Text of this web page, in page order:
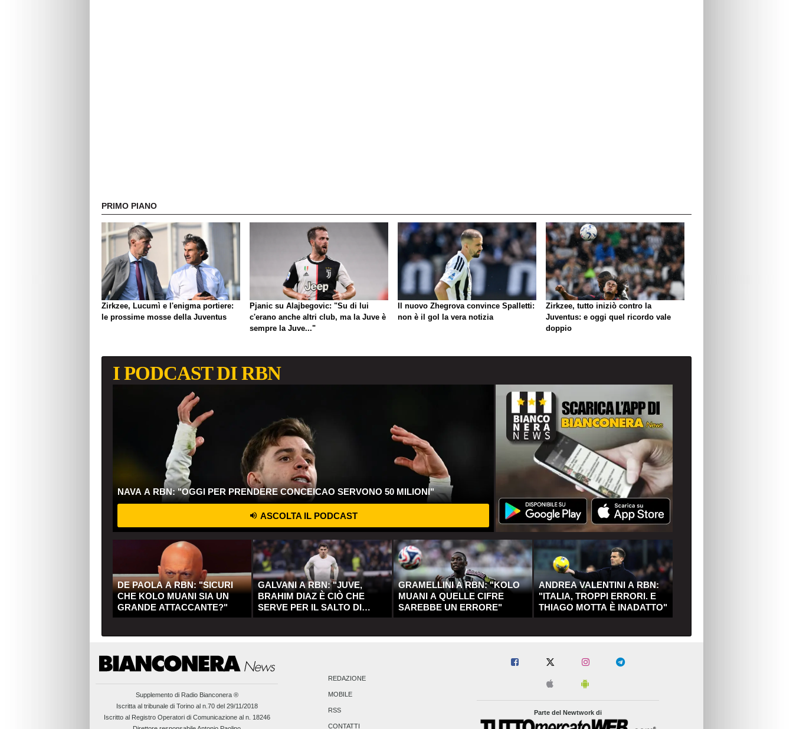
PRIMO PIANO
Zirkzee, Lucumì e l'enigma portiere:
le prossime mosse della Juventus
Pjanic su Alajbegovic: "Su di lui
c'erano anche altri club, ma la Juve è
sempre la Juve..."
Il nuovo Zhegrova convince Spalletti:
non è il gol la vera notizia
Zirkzee, tutto iniziò contro la
Juventus: e oggi quel ricordo vale
doppio
I PODCAST DI RBN
NAVA A RBN: "OGGI PER PRENDERE CONCEICAO SERVONO 50 MILIONI"
ASCOLTA IL PODCAST
DE PAOLA A RBN: "SICURI
CHE KOLO MUANI SIA UN
GRANDE ATTACCANTE?"
GALVANI A RBN: "JUVE,
BRAHIM DIAZ È CIÒ CHE
SERVE PER IL SALTO DI
QUALITÀ"
GRAMELLINI A RBN: "KOLO
MUANI A QUELLE CIFRE
SAREBBE UN ERRORE"
ANDREA VALENTINI A RBN:
"ITALIA, TROPPI ERRORI. E
THIAGO MOTTA È INADATTO"
Supplemento di Radio Bianconera ®
Iscritta al tribunale di Torino al n.70 del 29/11/2018
Iscritto al Registro Operatori di Comunicazione al n. 18246
REDAZIONE
MOBILE
RSS
CONTATTI
Parte del Newtwork di